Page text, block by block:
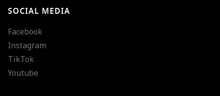
SOCIAL MEDIA
Facebook
Instagram
TikTok
Youtube